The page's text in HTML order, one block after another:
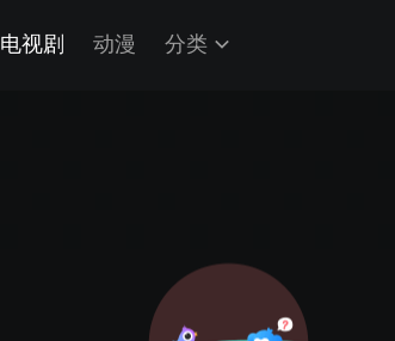
电视剧 动漫 分类